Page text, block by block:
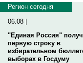
Регион сегодня
06.08 |
"Единая Россия"
первую строку в
избирательном
выборах в Госдуму